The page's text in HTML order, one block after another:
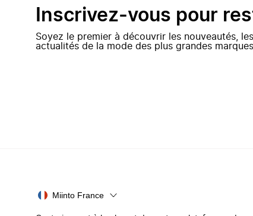
Inscrivez-vous pour
Soyez le premier à découvrir les nouveautés,
actualités de la mode des plus grandes
Miinto France